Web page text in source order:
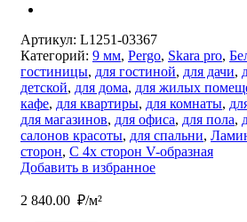
Артикул: L1251-03367
Категорий: 9 мм, Pergo, Skara pro,
гостиницы, для гостиной, для дачи,
детской, для дома, для жилых
кафе, для квартиры, для комнаты,
для магазинов, для офиса, для пола,
салонов красоты, для спальни,
сторон, С 4х сторон V-образная
Добавить в избранное
2 840.00 ₽/м²